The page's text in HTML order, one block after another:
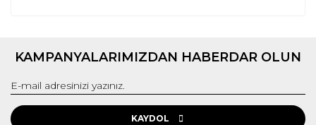
KAMPANYALARIMIZDAN HABERDAR OLUN
KAYDOL